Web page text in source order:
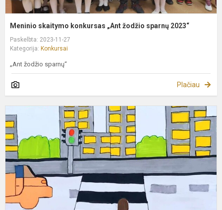
Meninio skaitymo konkursas „Ant žodžio sparnų 2023“
Paskelbta: 2023-11-27
Kategorija: Konkursai
„Ant žodžio sparnų“
Plačiau